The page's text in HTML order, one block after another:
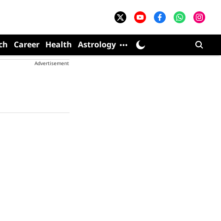
Career Health Astrology
Advertisement